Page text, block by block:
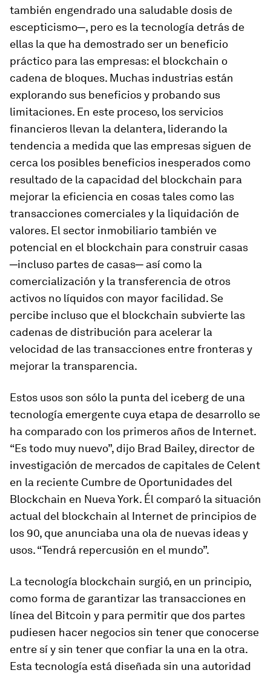
también engendrado una saludable dosis de
escepticismo─, pero es la tecnología detrás de
ellas la que ha demostrado ser un beneficio
práctico para las empresas: el blockchain o
cadena de bloques. Muchas industrias están
explorando sus beneficios y probando sus
limitaciones. En este proceso, los servicios
financieros llevan la delantera, liderando la
tendencia a medida que las empresas siguen de
cerca los posibles beneficios inesperados como
resultado de la capacidad del blockchain para
mejorar la eficiencia en cosas tales como las
transacciones comerciales y la liquidación de
valores. El sector inmobiliario también ve
potencial en el blockchain para construir casas
─incluso partes de casas─ así como la
comercialización y la transferencia de otros
activos no líquidos con mayor facilidad. Se
percibe incluso que el blockchain subvierte las
cadenas de distribución para acelerar la
velocidad de las transacciones entre fronteras y
mejorar la transparencia.
Estos usos son sólo la punta del iceberg de una
tecnología emergente cuya etapa de desarrollo se
ha comparado con los primeros años de Internet.
“Es todo muy nuevo”, dijo Brad Bailey, director de
investigación de mercados de capitales de Celent
en la reciente Cumbre de Oportunidades del
Blockchain en Nueva York. Él comparó la situación
actual del blockchain al Internet de principios de
los 90, que anunciaba una ola de nuevas ideas y
usos. “Tendrá repercusión en el mundo”.
La tecnología blockchain surgió, en un principio,
como forma de garantizar las transacciones en
línea del Bitcoin y para permitir que dos partes
pudiesen hacer negocios sin tener que conocerse
entre sí y sin tener que confiar la una en la otra.
Esta tecnología está diseñada sin una autoridad